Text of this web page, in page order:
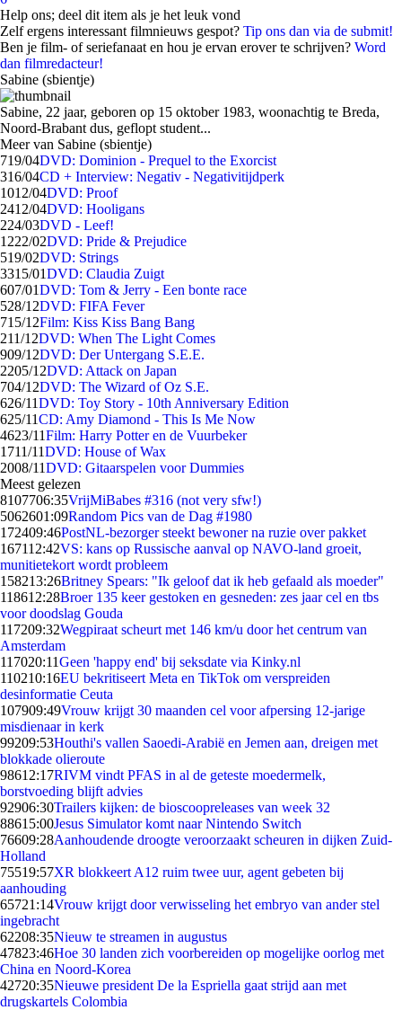
Help ons; deel dit item als je het leuk vond
Zelf ergens interessant filmnieuws gespot? Tip ons dan via de submit!
Ben je film- of seriefanaat en hou je ervan erover te schrijven? Word
dan filmredacteur!
Sabine (sbientje)
Sabine, 22 jaar, geboren op 15 oktober 1983, woonachtig te Breda,
Noord-Brabant dus, geflopt student...
Meer van Sabine (sbientje)
719/04DVD: Dominion - Prequel to the Exorcist
316/04CD + Interview: Negativ - Negativitijdperk
1012/04DVD: Proof
2412/04DVD: Hooligans
224/03DVD - Leef!
1222/02DVD: Pride & Prejudice
519/02DVD: Strings
3315/01DVD: Claudia Zuigt
607/01DVD: Tom & Jerry - Een bonte race
528/12DVD: FIFA Fever
715/12Film: Kiss Kiss Bang Bang
211/12DVD: When The Light Comes
909/12DVD: Der Untergang S.E.E.
2205/12DVD: Attack on Japan
704/12DVD: The Wizard of Oz S.E.
626/11DVD: Toy Story - 10th Anniversary Edition
625/11CD: Amy Diamond - This Is Me Now
4623/11Film: Harry Potter en de Vuurbeker
1711/11DVD: House of Wax
2008/11DVD: Gitaarspelen voor Dummies
Meest gelezen
8107706:35VrijMiBabes #316 (not very sfw!)
5062601:09Random Pics van de Dag #1980
172409:46PostNL-bezorger steekt bewoner na ruzie over pakket
167112:42VS: kans op Russische aanval op NAVO-land groeit,
munitietekort wordt probleem
158213:26Britney Spears: "Ik geloof dat ik heb gefaald als moeder"
118612:28Broer 135 keer gestoken en gesneden: zes jaar cel en tbs
voor doodslag Gouda
117209:32Wegpiraat scheurt met 146 km/u door het centrum van
Amsterdam
117020:11Geen 'happy end' bij seksdate via Kinky.nl
110210:16EU bekritiseert Meta en TikTok om verspreiden
desinformatie Ceuta
107909:49Vrouw krijgt 30 maanden cel voor afpersing 12-jarige
misdienaar in kerk
99209:53Houthi's vallen Saoedi-Arabië en Jemen aan, dreigen met
blokkade olieroute
98612:17RIVM vindt PFAS in al de geteste moedermelk,
borstvoeding blijft advies
92906:30Trailers kijken: de bioscoopreleases van week 32
88615:00Jesus Simulator komt naar Nintendo Switch
76609:28Aanhoudende droogte veroorzaakt scheuren in dijken Zuid-
Holland
75519:57XR blokkeert A12 ruim twee uur, agent gebeten bij
aanhouding
65721:14Vrouw krijgt door verwisseling het embryo van ander stel
ingebracht
62208:35Nieuw te streamen in augustus
47823:46Hoe 30 landen zich voorbereiden op mogelijke oorlog met
China en Noord-Korea
42720:35Nieuwe president De la Espriella gaat strijd aan met
drugskartels Colombia